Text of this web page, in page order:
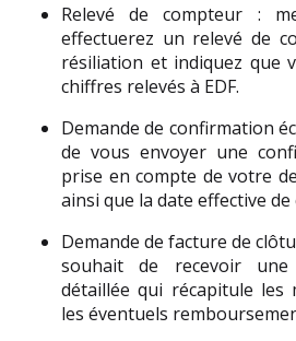
Relevé de compteur :
effectuerez un relevé de
résiliation et indiquez que
chiffres relevés à EDF.
Demande de confirmation
de vous envoyer une
prise en compte de votre
ainsi que la date effective de
Demande de facture de
souhait de recevoir
détaillée qui récapitule
les éventuels